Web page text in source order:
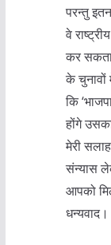
परन्तु
वे
कर
के चुनावों
कि
होंगे
मेरी
संन्यास
आपको
धन्यवाद।